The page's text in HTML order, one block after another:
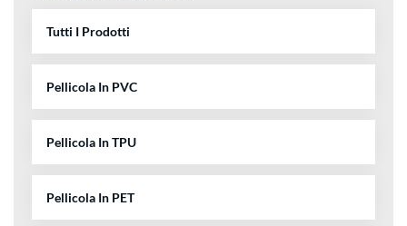
Tutti I Prodotti
Pellicola In PVC
Pellicola In TPU
Pellicola In PET